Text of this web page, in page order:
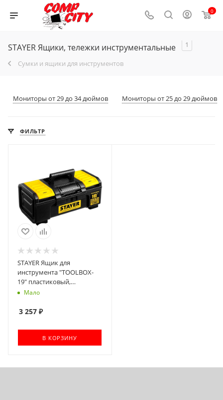
0
STAYER Ящики, тележки инструментальные 1
Сумки и ящики для инструментов
Мониторы от 29 до 34 дюймов Мониторы от 25 до 29 дюймов
ФИЛЬТР
STAYER Ящик для
инструмента "TOOLBOX-
19" пластиковый,
Professional [38167-19]
Мало
3 257 ₽
В КОРЗИНУ